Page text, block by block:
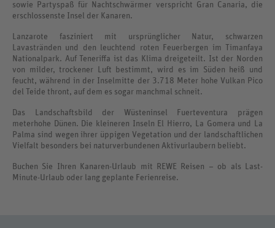
sowie Partyspaß für Nachtschwärmer verspricht Gran Canaria, die
erschlossenste Insel der Kanaren.
Lanzarote fasziniert mit ursprünglicher Natur, schwarzen
Lavastränden und den leuchtend roten Feuerbergen im Timanfaya
Nationalpark. Auf Teneriffa ist das Klima dreigeteilt. Ist der Norden
von milder, trockener Luft bestimmt, wird es im Süden heiß und
feucht, während in der Inselmitte der 3.718 Meter hohe Vulkan Pico
del Teide thront, auf dem es sogar manchmal schneit.
Das Landschaftsbild der Wüsteninsel Fuerteventura prägen
meterhohe Dünen. Die kleineren Inseln El Hierro, La Gomera und La
Palma sind wegen ihrer üppigen Vegetation und der landschaftlichen
Vielfalt besonders bei naturverbundenen Aktivurlaubern beliebt.
Buchen Sie Ihren Kanaren-Urlaub mit REWE Reisen – ob als Last-
Minute-Urlaub oder lang geplante Ferienreise.